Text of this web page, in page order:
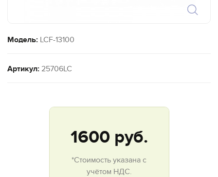
Модель: LCF-13100
Артикул: 25706LC
1600 руб.
*Стоимость указана с
учётом НДС.